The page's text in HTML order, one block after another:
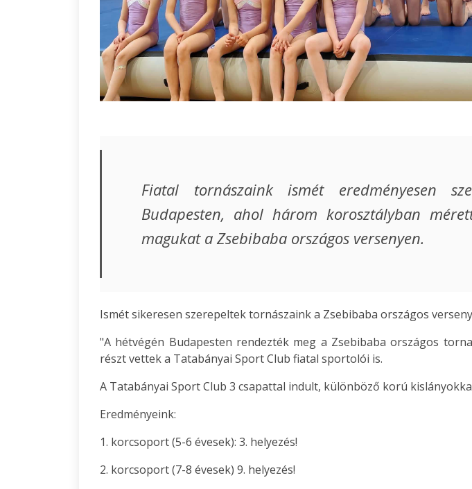
Fiatal tornászaink ismét eredményesen
Budapesten, ahol három korosztályban
magukat a Zsebibaba országos versenyen.
Ismét sikeresen szerepeltek tornászaink a Zsebibaba országos
"A hétvégén Budapesten rendezték meg a Zsebibaba országos
részt vettek a Tatabányai Sport Club fiatal sportolói is.
A Tatabányai Sport Club 3 csapattal indult, különböző korú
Eredményeink:
1. korcsoport (5-6 évesek): 3. helyezés!
2. korcsoport (7-8 évesek) 9. helyezés!